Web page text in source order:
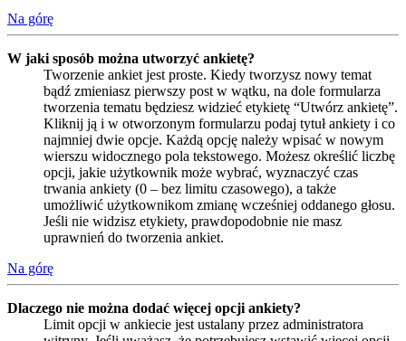
Na górę
W jaki sposób można utworzyć ankietę?
Tworzenie ankiet jest proste. Kiedy tworzysz nowy temat
bądź zmieniasz pierwszy post w wątku, na dole formularza
tworzenia tematu będziesz widzieć etykietę “Utwórz ankietę”.
Kliknij ją i w otworzonym formularzu podaj tytuł ankiety i co
najmniej dwie opcje. Każdą opcję należy wpisać w nowym
wierszu widocznego pola tekstowego. Możesz określić liczbę
opcji, jakie użytkownik może wybrać, wyznaczyć czas
trwania ankiety (0 – bez limitu czasowego), a także
umożliwić użytkownikom zmianę wcześniej oddanego głosu.
Jeśli nie widzisz etykiety, prawdopodobnie nie masz
uprawnień do tworzenia ankiet.
Na górę
Dlaczego nie można dodać więcej opcji ankiety?
Limit opcji w ankiecie jest ustalany przez administratora